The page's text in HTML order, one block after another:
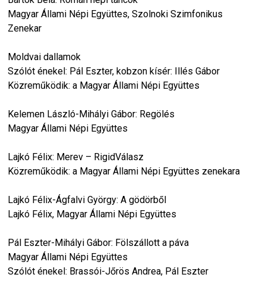
Magyar Állami Népi Együttes, Szolnoki Szimfonikus
Zenekar
Moldvai dallamok
Szólót énekel: Pál Eszter, kobzon kísér: Illés Gábor
Közreműködik: a Magyar Állami Népi Együttes
Kelemen László-Mihályi Gábor: Regölés
Magyar Állami Népi Együttes
Lajkó Félix: Merev – RigidVálasz
Közreműködik: a Magyar Állami Népi Együttes zenekara
Lajkó Félix-Ágfalvi György: A gödörből
Lajkó Félix, Magyar Állami Népi Együttes
Pál Eszter-Mihályi Gábor: Fölszállott a páva
Magyar Állami Népi Együttes
Szólót énekel: Brassói-Jőrös Andrea, Pál Eszter